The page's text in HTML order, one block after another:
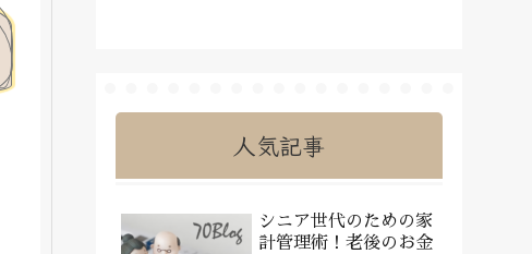
人気記事
シニア世代のための家
計管理術！老後のお金